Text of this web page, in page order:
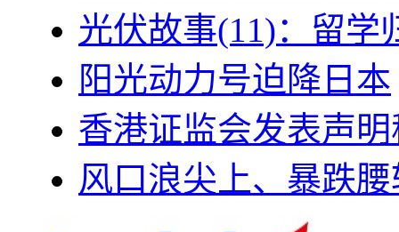
光伏故事(11)：留学
阳光动力号迫降日本
香港证监会发表声
风口浪尖上、暴跌